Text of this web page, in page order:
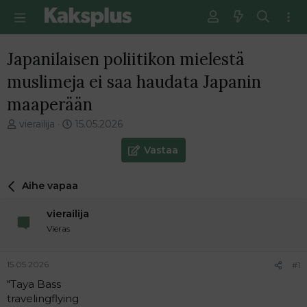
Japanilaisen poliitikon mielestä
muslimeja ei saa haudata Japanin
maaperään
V
e
t
n
a
vierailija
E
m
i
15.05.2026
Vastaa
Aihe vapaa
vierailija
Vieras
15.05.2026 #1
"Taya Bass
travelingflying